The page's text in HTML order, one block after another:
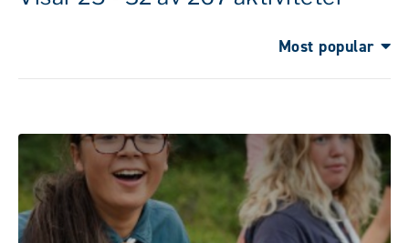
Most popular